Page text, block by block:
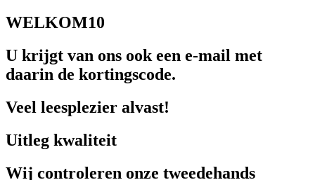
WELKOM10
U krijgt van ons ook een e-mail met
daarin de kortingscode.
Veel leesplezier alvast!
Uitleg kwaliteit
Wij controleren onze tweedehands